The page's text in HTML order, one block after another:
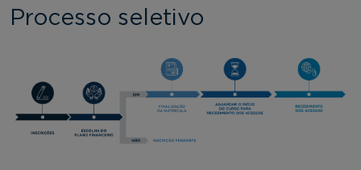
Processo seletivo